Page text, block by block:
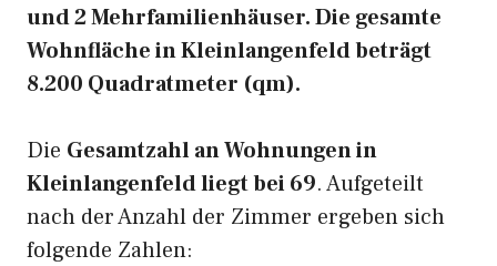
und 2 Mehrfamilienhäuser. Die gesamte
Wohnfläche in Kleinlangenfeld beträgt
8.200 Quadratmeter (qm).
Die Gesamtzahl an Wohnungen in
Kleinlangenfeld liegt bei 69. Aufgeteilt
nach der Anzahl der Zimmer ergeben sich
folgende Zahlen: